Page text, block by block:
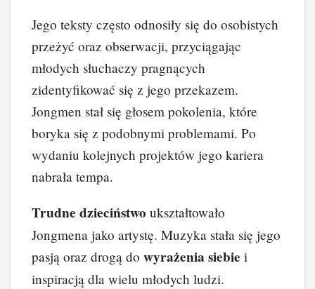
Jego teksty często odnosiły się do osobistych
przeżyć oraz obserwacji, przyciągając
młodych słuchaczy pragnących
zidentyfikować się z jego przekazem.
Jongmen stał się głosem pokolenia, które
boryka się z podobnymi problemami. Po
wydaniu kolejnych projektów jego kariera
nabrała tempa.
Trudne dzieciństwo ukształtowało
Jongmena jako artystę. Muzyka stała się jego
pasją oraz drogą do wyrażenia siebie i
inspiracją dla wielu młodych ludzi.